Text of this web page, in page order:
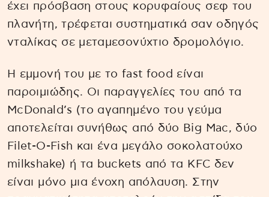
έχει πρόσβαση στους κορυφαίους σεφ του
πλανήτη, τρέφεται συστηματικά σαν οδηγός
νταλίκας σε μεταμεσονύχτιο δρομολόγιο.
Η εμμονή του με το fast food είναι
παροιμιώδης. Οι παραγγελίες του από τα
McDonald’s (το αγαπημένο του γεύμα
αποτελείται συνήθως από δύο Big Mac, δύο
Filet-O-Fish και ένα μεγάλο σοκολατούχο
milkshake) ή τα buckets από τα KFC δεν
είναι μόνο μια ένοχη απόλαυση. Στην